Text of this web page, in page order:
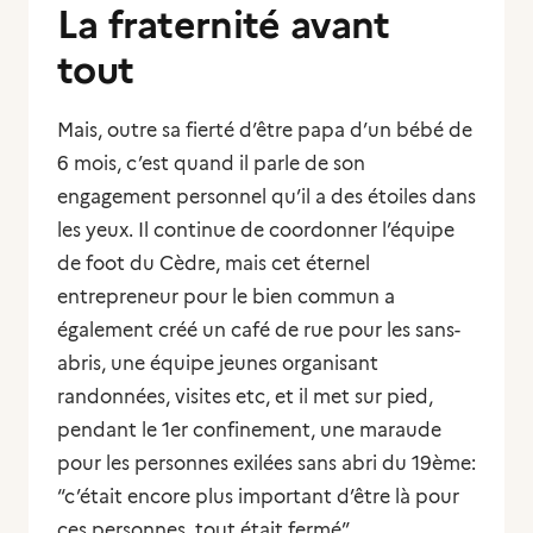
La fraternité avant
tout
Mais, outre sa fierté d’être papa d’un bébé de
6 mois, c’est quand il parle de son
engagement personnel qu’il a des étoiles dans
les yeux. Il continue de coordonner l’équipe
de foot du Cèdre, mais cet éternel
entrepreneur pour le bien commun a
également créé un café de rue pour les sans-
abris, une équipe jeunes organisant
randonnées, visites etc, et il met sur pied,
pendant le 1er confinement, une maraude
pour les personnes exilées sans abri du 19ème:
“c’était encore plus important d’être là pour